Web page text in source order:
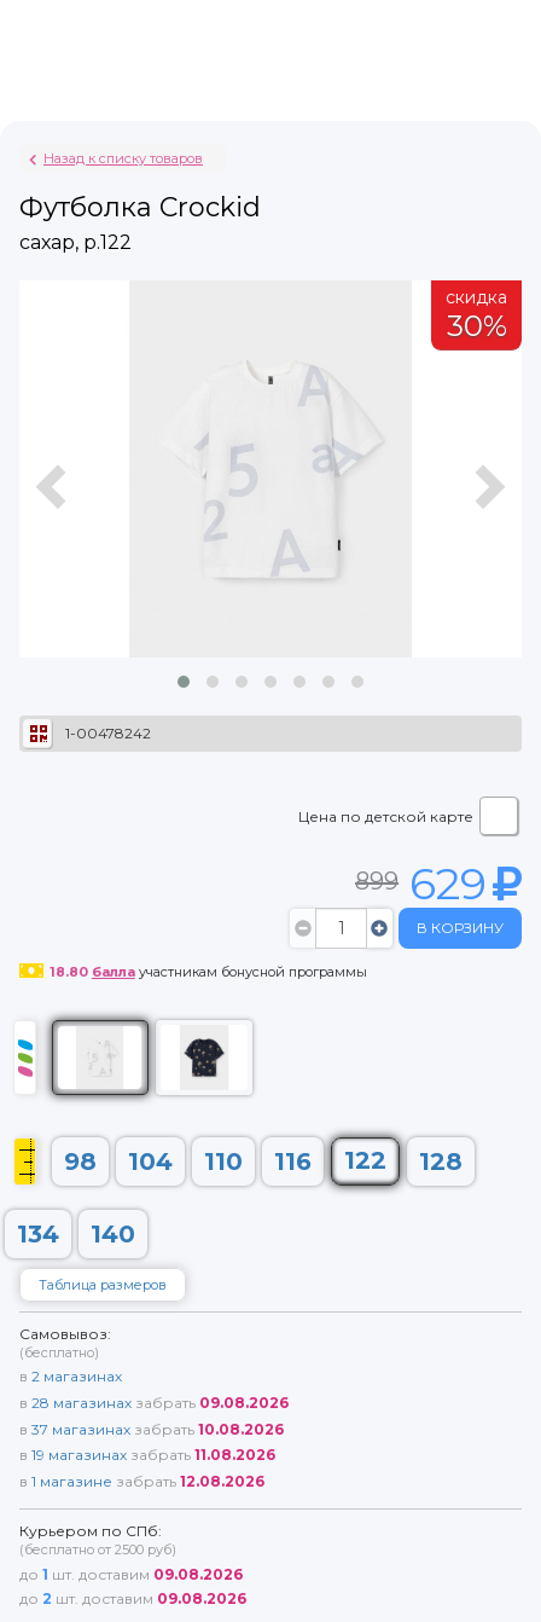
Назад к списку товаров
Футболка Crockid
сахар, р.122
скидка
30%
1-00478242
Цена по детской карте
899 629
В КОРЗИНУ
18.80 баллаучастникам бонусной программы
98 104 110 116 122 128
134 140
Таблица размеров
Самовывоз:
(бесплатно)
в 2 магазинах
в 28 магазинах забрать 09.08.2026
в 37 магазинах забрать 10.08.2026
в 19 магазинах забрать 11.08.2026
в 1 магазине забрать 12.08.2026
Курьером по СПб:
(бесплатно от 2500 руб)
до 1 шт. доставим 09.08.2026
до 2 шт. доставим 09.08.2026